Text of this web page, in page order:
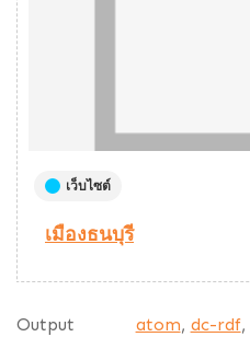
เว็บไซต์
เมืองธนบุรี
Output
atom, dc-rdf,